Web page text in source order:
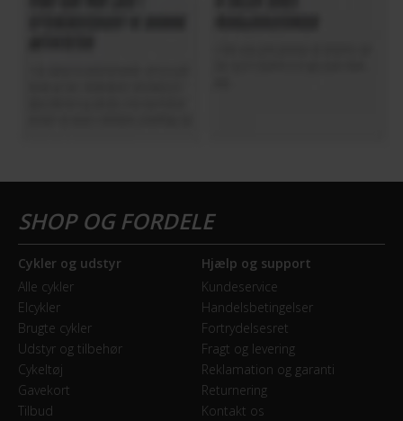
Cykler og udstyr
Alle cykler
Elcykler
Brugte cykler
Udstyr og tilbehør
Cykeltøj
Gavekort
Tilbud
Hjælp og support
Kundeservice
Handelsbetingelser
Fortrydelsesret
Fragt og levering
Reklamation og garanti
Returnering
Kontakt os